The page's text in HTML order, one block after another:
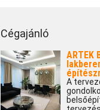
Cégajánló
ARTEK
A